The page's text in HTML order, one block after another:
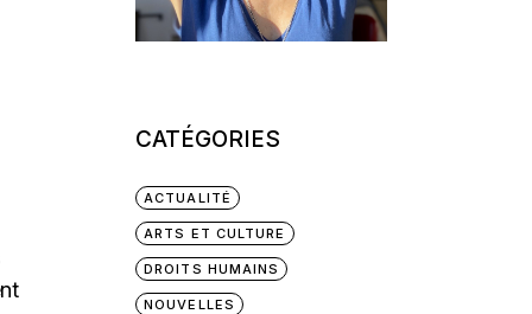
CATÉGORIES
ACTUALITÉ
ARTS ET CULTURE
DROITS HUMAINS
NOUVELLES